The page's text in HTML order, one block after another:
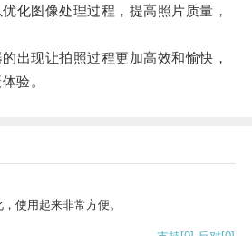
图像处理过程，提高照片质量，
现让拍照过程更加高效和愉快，
验。
使用起来非常方便。